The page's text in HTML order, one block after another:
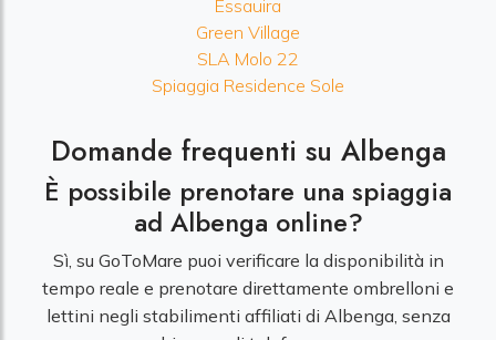
Essauira
Green Village
SLA Molo 22
Spiaggia Residence Sole
Domande frequenti su Albenga
È possibile prenotare una spiaggia
ad Albenga online?
Sì, su GoToMare puoi verificare la disponibilità in
tempo reale e prenotare direttamente ombrelloni e
lettini negli stabilimenti affiliati di Albenga, senza